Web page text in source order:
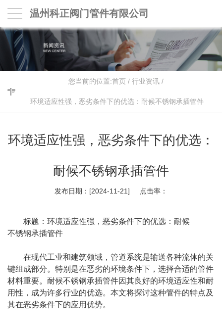
温州科正阀门管件有限公司
您当前的位置:首页/ 行业资讯/
环境适应性强，恶劣条件下的优选：耐候不锈钢承插管件
环境适应性强，恶劣条件下的优选：
耐候不锈钢承插管件
发布日期：[2024-11-21] 点击率：
标题：环境适应性强，恶劣条件下的优选：耐候
不锈钢承插管件
在现代工业和建筑领域，管道系统是输送各种流体的关
键组成部分。特别是在恶劣的环境条件下，选择合适的管件
材料重要。耐候不锈钢承插管件因其良好的环境适应性和耐
用性，成为许多行业的优选。本文将探讨这种管件的特点及
其在恶劣条件下的应用优势。